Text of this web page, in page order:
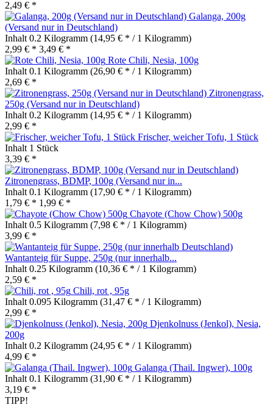
2,49 € *
Galanga, 200g
(Versand nur in Deutschland)
Inhalt 0.2 Kilogramm (14,95 € * / 1 Kilogramm)
2,99 € * 3,49 € *
Rote Chili, Nesia, 100g
Inhalt 0.1 Kilogramm (26,90 € * / 1 Kilogramm)
2,69 € *
Zitronengrass,
250g (Versand nur in Deutschland)
Inhalt 0.2 Kilogramm (14,95 € * / 1 Kilogramm)
2,99 € *
Frischer, weicher Tofu, 1 Stück
Inhalt 1 Stück
3,39 € *
Zitronengrass, BDMP, 100g (Versand nur in...
Inhalt 0.1 Kilogramm (17,90 € * / 1 Kilogramm)
1,79 € * 1,99 € *
Chayote (Chow Chow) 500g
Inhalt 0.5 Kilogramm (7,98 € * / 1 Kilogramm)
3,99 € *
Wantanteig für Suppe, 250g (nur innerhalb...
Inhalt 0.25 Kilogramm (10,36 € * / 1 Kilogramm)
2,59 € *
Chili, rot , 95g
Inhalt 0.095 Kilogramm (31,47 € * / 1 Kilogramm)
2,99 € *
Djenkolnuss (Jenkol), Nesia,
200g
Inhalt 0.2 Kilogramm (24,95 € * / 1 Kilogramm)
4,99 € *
Galanga (Thail. Ingwer), 100g
Inhalt 0.1 Kilogramm (31,90 € * / 1 Kilogramm)
3,19 € *
TIPP!